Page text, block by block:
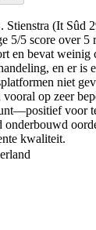
Stienstra (It Sûd
5/5 score over 5
en bevat weinig
en er is
niet
op zeer
voor
onderbouwd
kwaliteit.